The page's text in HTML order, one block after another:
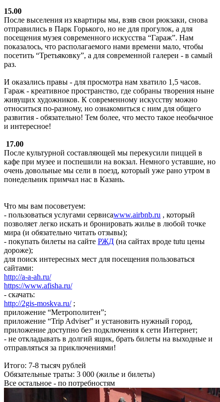
15.00
После выселения из квартиры мы, взяв свои рюкзаки, снова
отправились в Парк Горького, но не для прогулок, а для
посещения музея современного искусства “Гараж”. Нам
показалось, что располагаемого нами времени мало, чтобы
посетить “Третьяковку”, а для современной галереи - в самый
раз.
И оказались правы - для просмотра нам хватило 1,5 часов.
Гараж - креативное пространство, где собраны творения ныне
живущих художников. К современному искусству можно
относиться по-разному, но ознакомиться с ним для общего
развития - обязательно! Тем более, что место такое необычное
и интересное!
17.00
После культурной составляющей мы перекусили пиццей в
кафе при музее и поспешили на вокзал. Немного уставшие, но
очень довольные мы сели в поезд, который уже рано утром в
понедельник примчал нас в Казань.
Что мы вам посоветуем:
- пользоваться услугами сервисаwww.airbnb.ru , который
позволяет легко искать и бронировать жилье в любой точке
мира (и обязательно читать отзывы);
- покупать билеты на сайте РЖД (на сайтах вроде tutu цены
дороже);
для поиск интересных мест для посещения пользоваться
сайтами:
http://a-a-ah.ru/
https://www.afisha.ru/
- скачать:
http://2gis-moskva.ru/;
приложение “Метрополитен”;
приложение “Trip Adviser” и установить нужный город,
приложение доступно без подключения к сети Интернет;
- не откладывать в долгий ящик, брать билеты на выходные и
отправляться за приключениями!
Итого: 7-8 тысяч рублей
Обязательные траты: 3 000 (жилье и билеты)
Все остальное - по потребностям